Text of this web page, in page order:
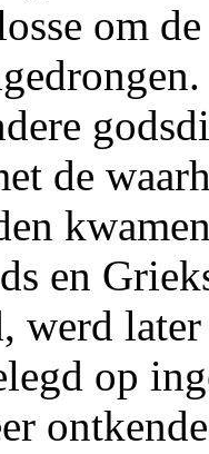
om
de
en
werd
op